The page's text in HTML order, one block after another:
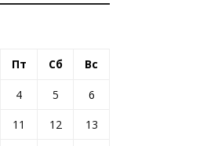
Пт Сб Вс
4 5
6
11 12 13